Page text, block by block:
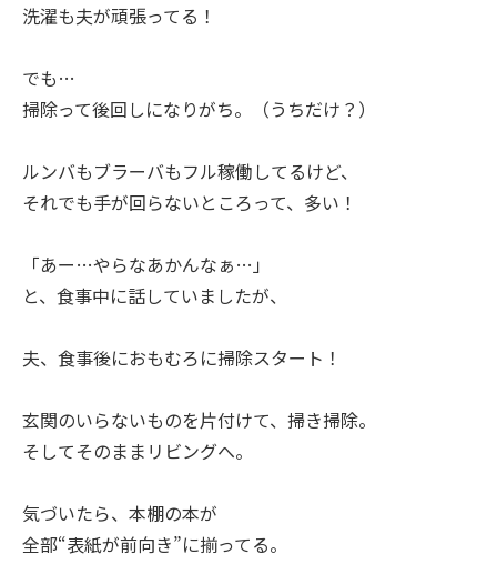
洗濯も夫が頑張ってる！
でも…
掃除って後回しになりがち。（うちだけ？）
ルンバもブラーバもフル稼働してるけど、
それでも手が回らないところって、多い！
「あー…やらなあかんなぁ…」
と、食事中に話していましたが、
夫、食事後におもむろに掃除スタート！
玄関のいらないものを片付けて、掃き掃除。
そしてそのままリビングへ。
気づいたら、本棚の本が
全部“表紙が前向き”に揃ってる。